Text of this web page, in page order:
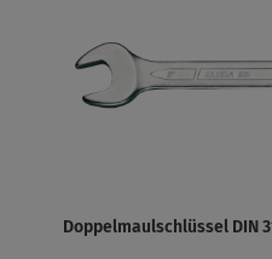
Doppelmaulschlüssel DIN